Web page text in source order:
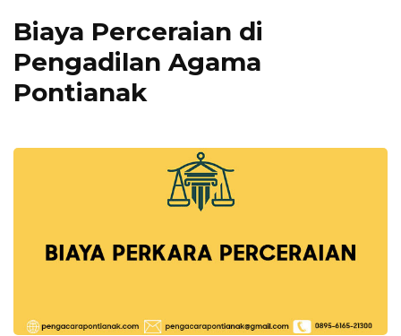
Biaya Perceraian di
Pengadilan Agama
Pontianak